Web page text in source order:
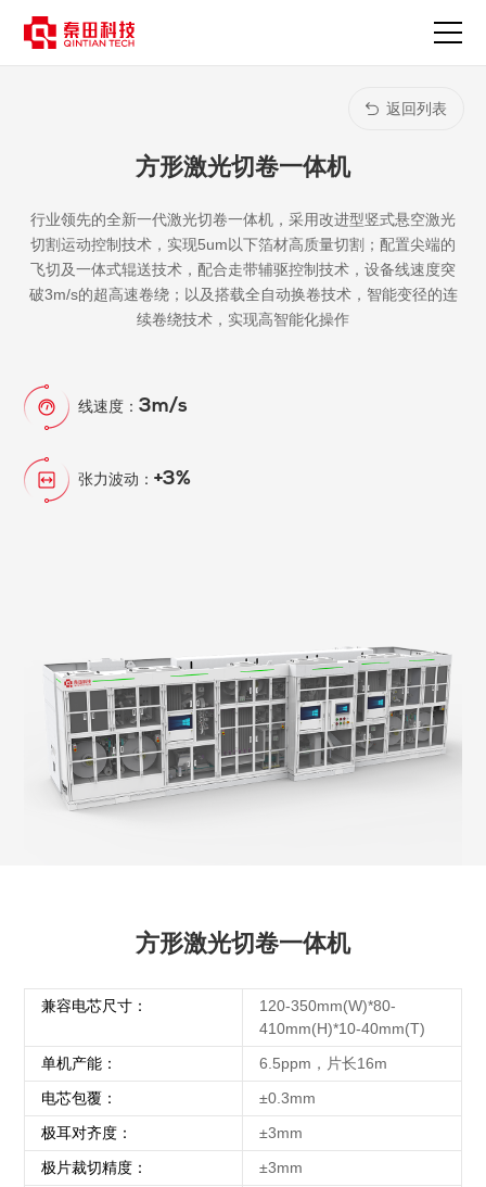
返回列表
方形激光切卷一体机
行业领先的全新一代激光切卷一体机，采用改进型竖式悬空激光
切割运动控制技术，实现5um以下箔材高质量切割；配置尖端的
飞切及一体式辊送技术，配合走带辅驱控制技术，设备线速度突
破3m/s的超高速卷绕；以及搭载全自动换卷技术，智能变径的连
续卷绕技术，实现高智能化操作
线速度： 3m/s
张力波动： +3%
方形激光切卷一体机
兼容电芯尺寸：
120-350mm(W)*80-
410mm(H)*10-40mm(T)
单机产能：
6.5ppm，片长16m
电芯包覆：
±0.3mm
极耳对齐度：
±3mm
极片裁切精度：
±3mm